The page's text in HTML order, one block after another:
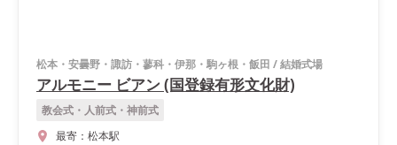
松本・安曇野・諏訪・蓼科・伊那・駒ヶ根・飯田 /結婚式場
アルモニー ビアン (国登録有形文化財)
教会式・人前式・神前式
最寄： 松本駅